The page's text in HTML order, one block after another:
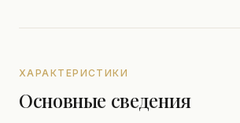
ХАРАКТЕРИСТИКИ
Основные сведения